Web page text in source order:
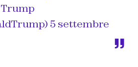
5 settembre